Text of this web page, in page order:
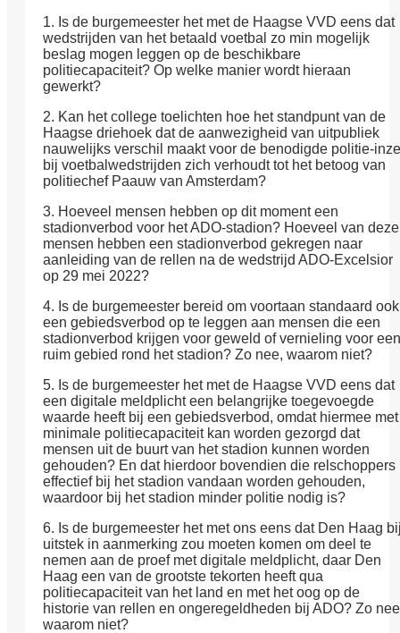
1. Is de burgemeester het met de Haagse VVD eens dat
wedstrijden van het betaald voetbal zo min mogelijk
beslag mogen leggen op de beschikbare
politiecapaciteit? Op welke manier wordt hieraan
gewerkt?
2. Kan het college toelichten hoe het standpunt van de
Haagse driehoek dat de aanwezigheid van uitpubliek
nauwelijks verschil maakt voor de benodigde politie-
bij voetbalwedstrijden zich verhoudt tot het betoog van
politiechef Paauw van Amsterdam?
3. Hoeveel mensen hebben op dit moment een
stadionverbod voor het ADO-stadion? Hoeveel van deze
mensen hebben een stadionverbod gekregen naar
aanleiding van de rellen na de wedstrijd ADO-Excelsior
op 29 mei 2022?
4. Is de burgemeester bereid om voortaan standaard ook
een gebiedsverbod op te leggen aan mensen die een
stadionverbod krijgen voor geweld of vernieling voor een
ruim gebied rond het stadion? Zo nee, waarom niet?
5. Is de burgemeester het met de Haagse VVD eens dat
een digitale meldplicht een belangrijke toegevoegde
waarde heeft bij een gebiedsverbod, omdat hiermee met
minimale politiecapaciteit kan worden gezorgd dat
mensen uit de buurt van het stadion kunnen worden
gehouden? En dat hierdoor bovendien die relschoppers
effectief bij het stadion vandaan worden gehouden,
waardoor bij het stadion minder politie nodig is?
6. Is de burgemeester het met ons eens dat Den Haag
uitstek in aanmerking zou moeten komen om deel te
nemen aan de proef met digitale meldplicht, daar Den
Haag een van de grootste tekorten heeft qua
politiecapaciteit van het land en met het oog op de
historie van rellen en ongeregeldheden bij ADO? Zo
waarom niet?